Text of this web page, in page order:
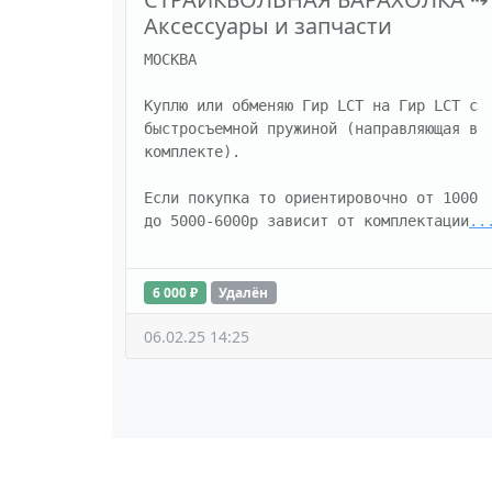
Аксессуары и запчасти
МОСКВА
Куплю или обменяю Гир LCT на Гир LCT с
быстросъемной пружиной (направляющая в
комплекте).
Если покупка то ориентировочно от 1000
до 5000-6000р зависит от комплектации
6 000 ₽ Удалён
06.02.25 14:25